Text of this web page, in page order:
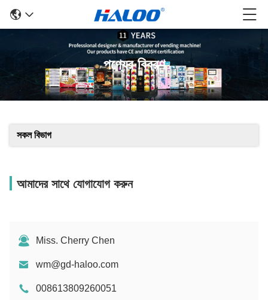
পণ্যের বিবরণ
সকল বিভাগ
আমাদের সাথে যোগাযোগ করুন
Miss. Cherry Chen
wm@gd-haloo.com
008613809260051